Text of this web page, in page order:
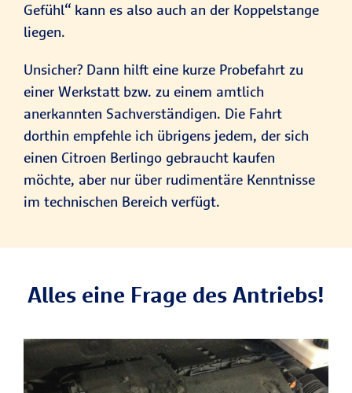
Gefühl“ kann es also auch an der Koppelstange
liegen.
Unsicher? Dann hilft eine kurze Probefahrt zu
einer Werkstatt bzw. zu einem amtlich
anerkannten Sachverständigen. Die Fahrt
dorthin empfehle ich übrigens jedem, der sich
einen Citroen Berlingo gebraucht kaufen
möchte, aber nur über rudimentäre Kenntnisse
im technischen Bereich verfügt.
Alles eine Frage des Antriebs!